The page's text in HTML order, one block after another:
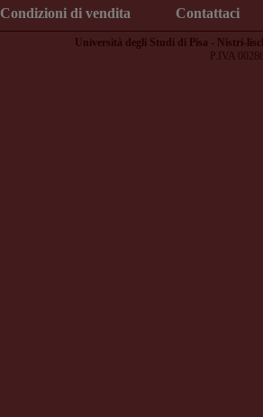
Condizioni di vendita Contattaci
Università degli Studi di Pisa - Nistri-
P.IVA